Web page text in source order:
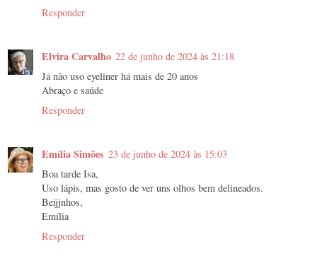
Responder
Elvira Carvalho 22 de junho de 2024 às 21:18
Já não uso eyeliner há mais de 20 anos
Abraço e saúde
Responder
Emília Simões 23 de junho de 2024 às 15:03
Boa tarde Isa,
Uso lápis, mas gosto de ver uns olhos bem delineados.
Beijjnhos,
Emília
Responder